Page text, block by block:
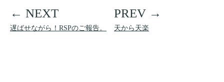
遅ばせながら！RSPのご報告。 天から天楽